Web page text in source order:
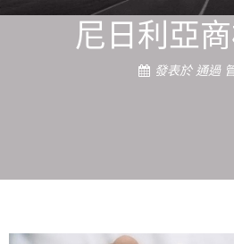
尼日利亞
發表於 通過